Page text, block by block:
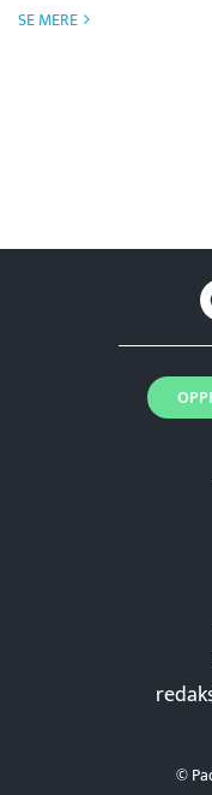
SE MERE
©